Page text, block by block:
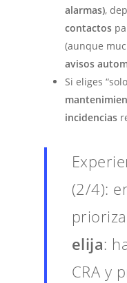
alarmas),
contactos
(aunque
avisos
Si eliges
incidencias
(2/4):
elija:
CRA y